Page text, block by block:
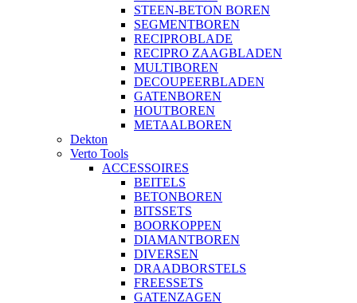
STEEN-BETON BOREN
SEGMENTBOREN
RECIPROBLADE
RECIPRO ZAAGBLADEN
MULTIBOREN
DECOUPEERBLADEN
GATENBOREN
HOUTBOREN
METAALBOREN
Dekton
Verto Tools
ACCESSOIRES
BEITELS
BETONBOREN
BITSSETS
BOORKOPPEN
DIAMANTBOREN
DIVERSEN
DRAADBORSTELS
FREESSETS
GATENZAGEN